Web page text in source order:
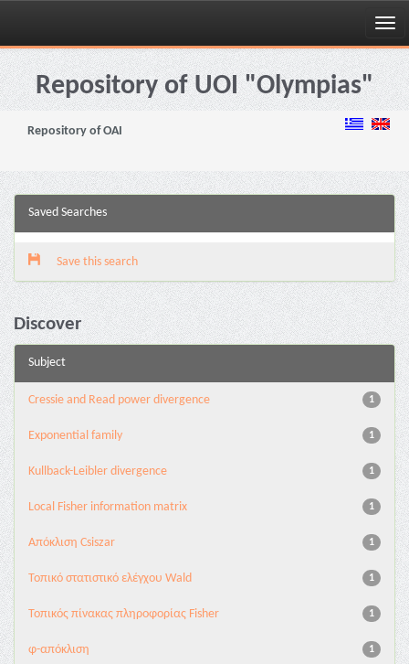
Skip
navigationRepository of UOI "Olympias"
Repository of OAI
Saved Searches
Save this search
Discover
Subject
1
Cressie and Read power divergence
1
Exponential family
1
Kullback-Leibler divergence
1
Local Fisher information matrix
1
Απόκλιση Csiszar
1
Τοπικό στατιστικό ελέγχου Wald
1
Τοπικός πίνακας πληροφορίας Fisher
1
φ-απόκλιση